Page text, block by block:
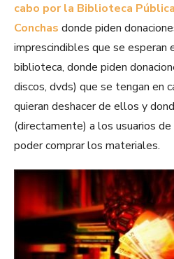
cabo por la Biblioteca
Conchas donde piden
imprescindibles que se esperan
biblioteca, donde piden
discos, dvds) que se tengan en
quieran deshacer de ellos y
(directamente) a los usuarios
poder comprar los materiales.